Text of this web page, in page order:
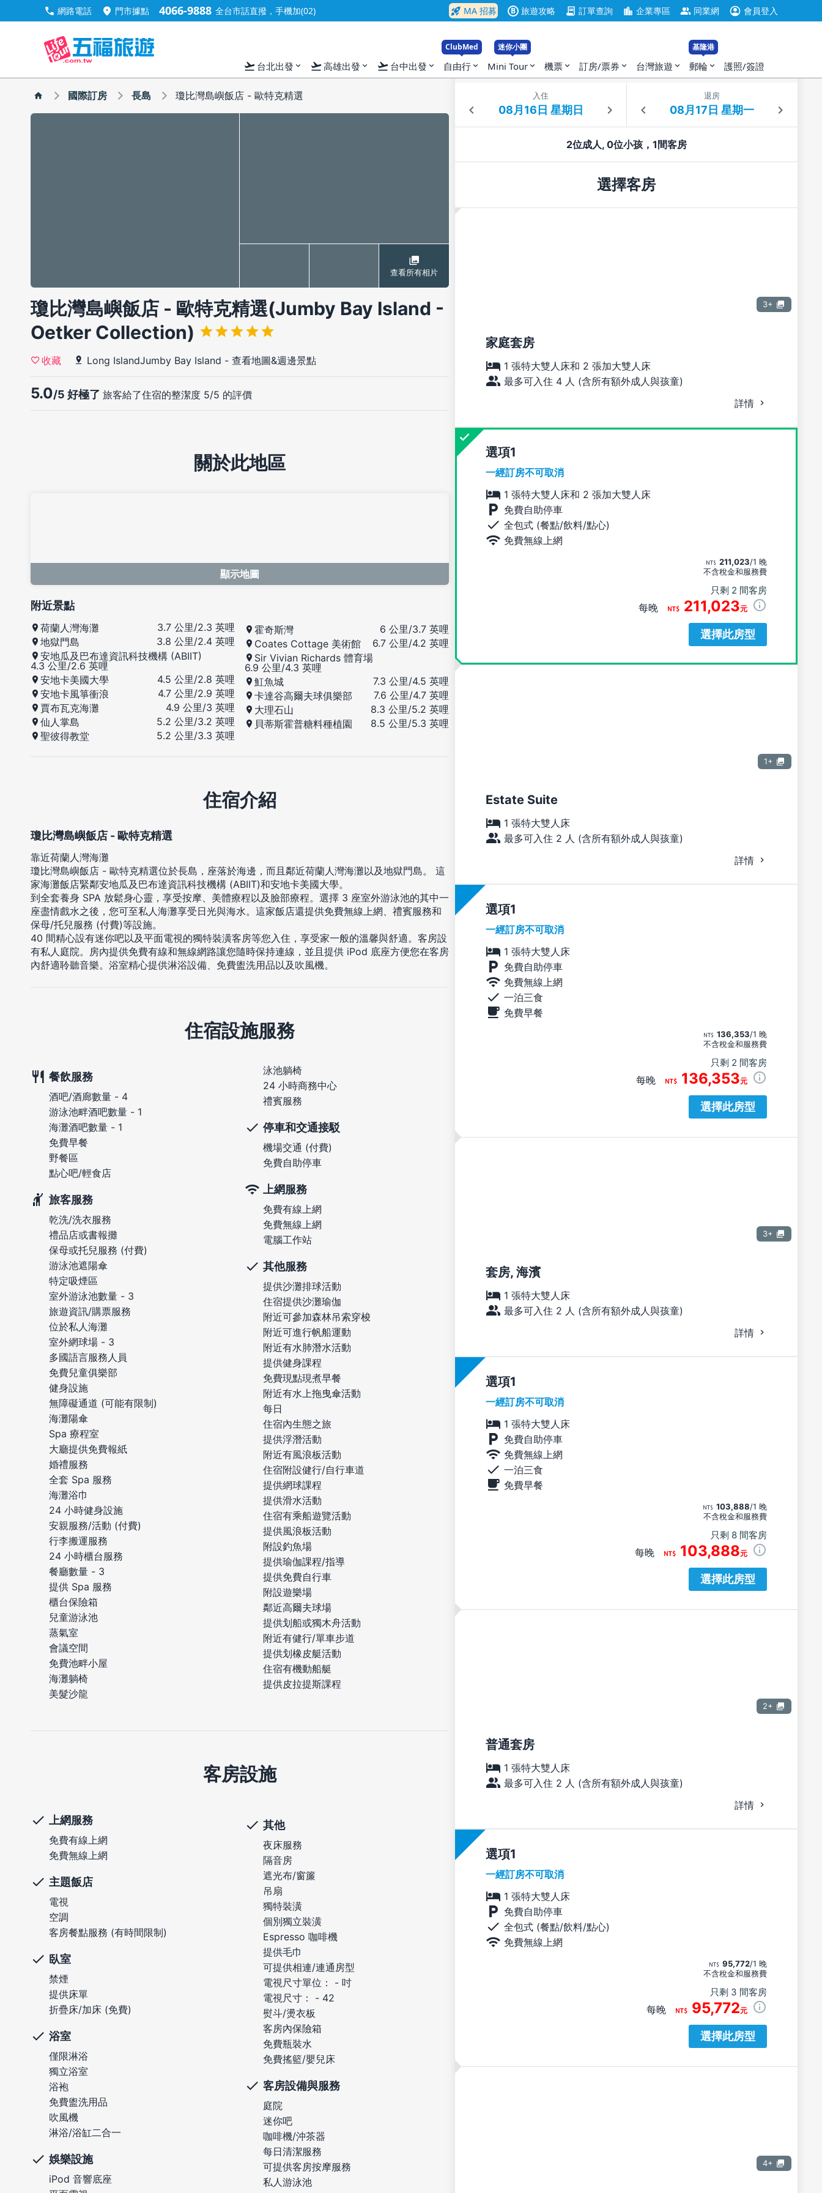
call 網路電話 location_on 門市據點 4066-9888 全台市話直撥，手機加(02) rocket_launch MA 招募 B 旅遊攻略 contract 訂單查詢 location_city 企業專區 group 同業網 account_circle 會員登入
flight_takeoff 台北出發 expand_more flight_takeoff高雄出發 expand_more flight_takeoff 台中出發 expand_more
ClubMed
自由行 expand_more
迷你小團
Mini Tour expand_more 機票 expand_more 訂房/票券 expand_more 台灣旅遊 expand_more
基隆港
郵輪 expand_more 護照/簽證
國際訂房 長島 瓊比灣島嶼飯店 - 歐特克精選
查看所有相片
瓊比灣島嶼飯店 - 歐特克精選(Jumby Bay Island -
Oetker Collection)
收藏 Long IslandJumby Bay Island - 查看地圖&週邊景點
5.0/5 好極了 旅客給了住宿的整潔度 5/5 的評價
入住 退房
2位成人, 0位小孩，1間客房
選擇客房
3+
家庭套房
1 張特大雙人床和 2 張加大雙人床
最多可入住 4 人 (含所有額外成人與孩童)
詳情
選項
一經訂房不可取消
1 張特大雙人床和 2 張加大雙人床
免費自助停車
全包式 (餐點/飲料/點心)
免費無線上網
211,023/1 晚
不含稅金和服務費
只剩 2 間客房
每晚 211,023元
選擇此房型
1+
Estate Suite
1 張特大雙人床
最多可入住 2 人 (含所有額外成人與孩童)
詳情
選項
一經訂房不可取消
1 張特大雙人床
免費自助停車
免費無線上網
一泊三食
免費早餐
136,353/1 晚
不含稅金和服務費
只剩 2 間客房
每晚 136,353元
選擇此房型
3+
套房, 海濱
1 張特大雙人床
最多可入住 2 人 (含所有額外成人與孩童)
詳情
選項
一經訂房不可取消
1 張特大雙人床
免費自助停車
免費無線上網
一泊三食
免費早餐
103,888/1 晚
不含稅金和服務費
只剩 8 間客房
每晚 103,888元
選擇此房型
2+
普通套房
1 張特大雙人床
最多可入住 2 人 (含所有額外成人與孩童)
詳情
選項
一經訂房不可取消
1 張特大雙人床
免費自助停車
全包式 (餐點/飲料/點心)
免費無線上網
95,772/1 晚
不含稅金和服務費
只剩 3 間客房
每晚 95,772元
選擇此房型
4+
關於此地區
顯示地圖
附近景點
荷蘭人灣海灘
3.7 公里/2.3 英哩
地獄門島
3.8 公里/2.4 英哩
安地瓜及巴布達資訊科技機構 (ABIIT)
4.3 公里/2.6 英哩
安地卡美國大學
4.5 公里/2.8 英哩
安地卡風箏衝浪
4.7 公里/2.9 英哩
賈布瓦克海灘
4.9 公里/3 英哩
仙人掌島
5.2 公里/3.2 英哩
聖彼得教堂
5.2 公里/3.3 英哩
霍奇斯灣
6 公里/3.7 英哩
Coates Cottage 美術館
6.7 公里/4.2 英哩
Sir Vivian Richards 體育場
6.9 公里/4.3 英哩
魟魚城
7.3 公里/4.5 英哩
卡達谷高爾夫球俱樂部
7.6 公里/4.7 英哩
大理石山
8.3 公里/5.2 英哩
貝蒂斯霍普糖料種植園
8.5 公里/5.3 英哩
住宿介紹
瓊比灣島嶼飯店 - 歐特克精選
靠近荷蘭人灣海灘
瓊比灣島嶼飯店 - 歐特克精選位於長島，座落於海邊，而且鄰近荷蘭人灣海灘以及地獄門島。 這
家海灘飯店緊鄰安地瓜及巴布達資訊科技機構 (ABIIT)和安地卡美國大學。
到全套養身 SPA 放鬆身心靈，享受按摩、美體療程以及臉部療程。選擇 3 座室外游泳池的其中一
座盡情戲水之後，您可至私人海灘享受日光與海水。這家飯店還提供免費無線上網、禮賓服務和
保母/托兒服務 (付費)等設施。
40 間精心設有迷你吧以及平面電視的獨特裝潢客房等您入住，享受家一般的溫馨與舒適。客房設
有私人庭院。房內提供免費有線和無線網路讓您隨時保持連線，並且提供 iPod 底座方便您在客房
內舒適聆聽音樂。浴室精心提供淋浴設備、免費盥洗用品以及吹風機。
住宿設施服務
餐飲服務
酒吧/酒廊數量 - 4
游泳池畔酒吧數量 - 1
海灘酒吧數量 - 1
免費早餐
野餐區
點心吧/輕食店
旅客服務
乾洗/洗衣服務
禮品店或書報攤
保母或托兒服務 (付費)
游泳池遮陽傘
特定吸煙區
室外游泳池數量 - 3
旅遊資訊/購票服務
位於私人海灘
室外網球場 - 3
多國語言服務人員
免費兒童俱樂部
健身設施
無障礙通道 (可能有限制)
海灘陽傘
Spa 療程室
大廳提供免費報紙
婚禮服務
全套 Spa 服務
海灘浴巾
24 小時健身設施
安親服務/活動 (付費)
行李搬運服務
24 小時櫃台服務
餐廳數量 - 3
提供 Spa 服務
櫃台保險箱
兒童游泳池
蒸氣室
會議空間
免費池畔小屋
海灘躺椅
美髮沙龍
泳池躺椅
24 小時商務中心
禮賓服務
停車和交通接駁
機場交通 (付費)
免費自助停車
上網服務
免費有線上網
免費無線上網
電腦工作站
其他服務
提供沙灘排球活動
住宿提供沙灘瑜伽
附近可參加森林吊索穿梭
附近可進行帆船運動
附近有水肺潛水活動
提供健身課程
免費現點現煮早餐
附近有水上拖曳傘活動
每日
住宿內生態之旅
提供浮潛活動
附近有風浪板活動
住宿附設健行/自行車道
提供網球課程
提供滑水活動
住宿有乘船遊覽活動
提供風浪板活動
附設釣魚場
提供瑜伽課程/指導
提供免費自行車
附設遊樂場
鄰近高爾夫球場
提供划船或獨木舟活動
附近有健行/單車步道
提供划橡皮艇活動
住宿有機動船艇
提供皮拉提斯課程
客房設施
上網服務
免費有線上網
免費無線上網
主題飯店
電視
空調
客房餐點服務 (有時間限制)
臥室
禁煙
提供床單
折疊床/加床 (免費)
浴室
僅限淋浴
獨立浴室
浴袍
免費盥洗用品
吹風機
淋浴/浴缸二合一
娛樂設施
iPod 音響底座
其他
夜床服務
隔音房
遮光布/窗簾
吊扇
獨特裝潢
個別獨立裝潢
Espresso 咖啡機
提供毛巾
可提供相連/連通房型
電視尺寸單位： - 吋
電視尺寸： - 42
熨斗/燙衣板
客房內保險箱
免費瓶裝水
免費搖籃/嬰兒床
客房設備與服務
庭院
迷你吧
咖啡機/沖茶器
每日清潔服務
可提供客房按摩服務
私人游泳池